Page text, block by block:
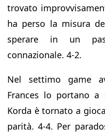
trovato
ha perso la misura
sperare in un
connazionale. 4-2.
Nel settimo game
Frances lo portano
Korda è tornato a
parità. 4-4. Per